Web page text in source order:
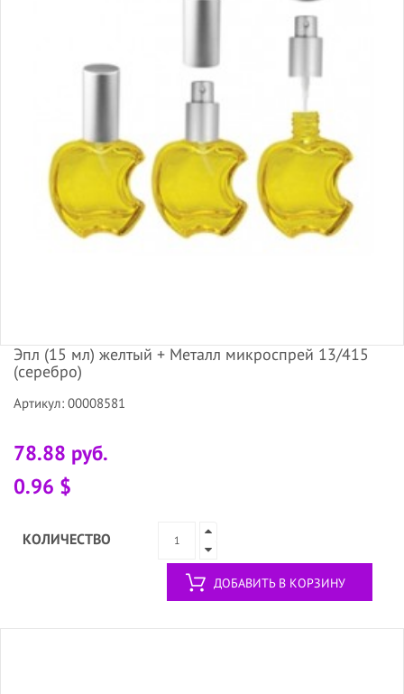
Эпл (15 мл) желтый + Металл микроспрей 13/415
(серебро)
Артикул: 00008581
78.88 руб.
0.96 $
КОЛИЧЕСТВО
ДОБАВИТЬ В КОРЗИНУ